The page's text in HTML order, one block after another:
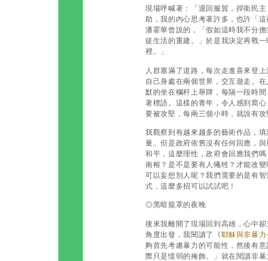
現場呼喊著：「退回服貿，捍衛民
助，我的內心思考著許多，也許「
潘霍華曾說的，「假如這時我不分
徒生活的重建。」於是我決定再戰
裡。」
人群塞滿了道路，每次走進喜來登
自己身處在兩個世界，交互遊走。
默的坐在欄杆上舉牌，每隔一段時
著標語。這樣的青年，令人感到窩
要被攻堅，每兩三個小時，就說有
我觀察到有越來越多的藝術作品，
量。但是政府依舊沒有任何回應，
和平，這麼理性，政府會回應我們
南榕？是不是要有人犧牲？才能改
可以妄想別人呢？我們需要的是有
式，這麼多招可以試試吧！
◎黑暗籠罩的夜晚
後來我離開了現場回到高雄，心中
角度出發，我閱讀了《耶穌與非暴
夠首先考慮暴力的可能性，然後有
際只是懦弱的掩飾。」就在閱讀非